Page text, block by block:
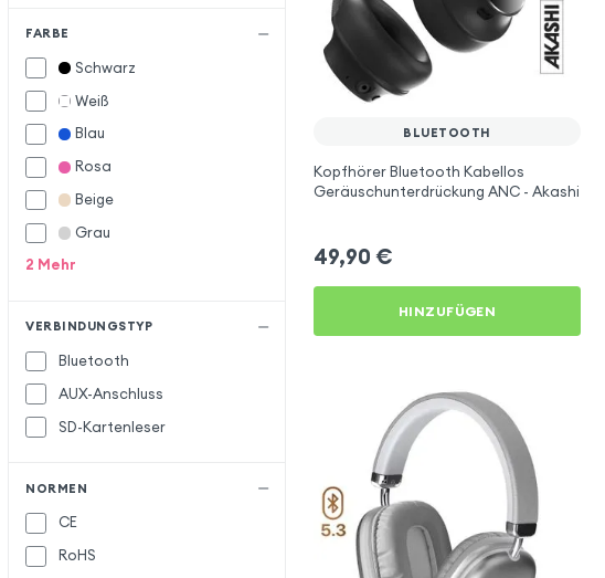
FARBE
Schwarz
Weiß
Blau
Rosa
Beige
Grau
2 Mehr
VERBINDUNGSTYP
Bluetooth
AUX-Anschluss
SD-Kartenleser
NORMEN
CE
RoHS
BLUETOOTH
Kopfhörer Bluetooth Kabellos
Geräuschunterdrückung ANC - Akashi
49,90 €
HINZUFÜGEN